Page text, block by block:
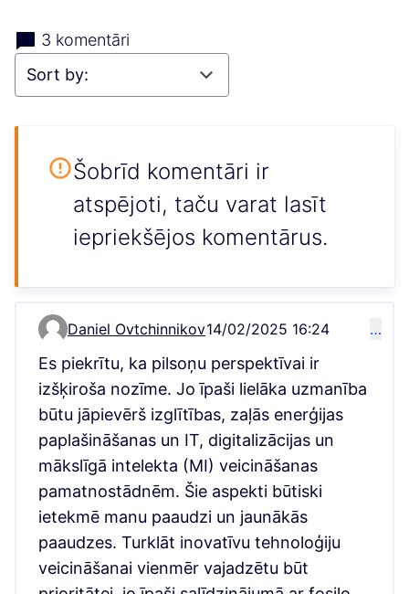
3 komentāri
Šobrīd komentāri ir
atspējoti, taču varat lasīt
iepriekšējos komentārus.
Comment 1651
Daniel Ovtchinnikov14/02/2025 16:24 …
Es piekrītu, ka pilsoņu perspektīvai ir
izšķiroša nozīme. Jo īpaši lielāka uzmanība
būtu jāpievērš izglītības, zaļās enerģijas
paplašināšanas un IT, digitalizācijas un
mākslīgā intelekta (MI) veicināšanas
pamatnostādnēm. Šie aspekti būtiski
ietekmē manu paaudzi un jaunākās
paaudzes. Turklāt inovatīvu tehnoloģiju
veicināšanai vienmēr vajadzētu būt